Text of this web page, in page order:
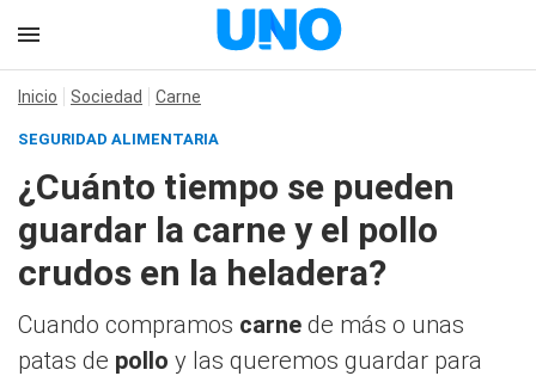
Inicio Sociedad Carne
SEGURIDAD ALIMENTARIA
¿Cuánto tiempo se pueden
guardar la carne y el pollo
crudos en la heladera?
Cuando compramos carne de más o unas
patas de pollo y las queremos guardar para